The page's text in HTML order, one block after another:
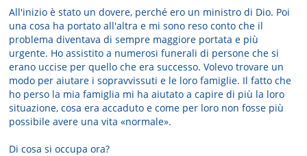
All'inizio è stato un dovere, perché ero un ministro di Dio. Poi
una cosa ha portato all'altra e mi sono reso conto che il
problema diventava di sempre maggiore portata e più
urgente. Ho assistito a numerosi funerali di persone che si
erano uccise per quello che era successo. Volevo trovare un
modo per aiutare i sopravvissuti e le loro famiglie. Il fatto che
ho perso la mia famiglia mi ha aiutato a capire di più la loro
situazione, cosa era accaduto e come per loro non fosse più
possibile avere una vita «normale».
Di cosa si occupa ora?